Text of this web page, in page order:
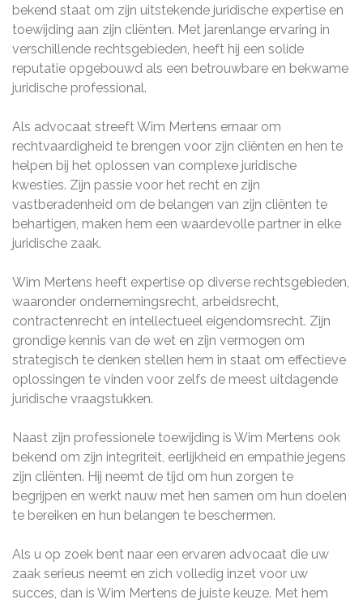
bekend staat om zijn uitstekende juridische expertise en
toewijding aan zijn cliënten. Met jarenlange ervaring in
verschillende rechtsgebieden, heeft hij een solide
reputatie opgebouwd als een betrouwbare en bekwame
juridische professional.
Als advocaat streeft Wim Mertens ernaar om
rechtvaardigheid te brengen voor zijn cliënten en hen te
helpen bij het oplossen van complexe juridische
kwesties. Zijn passie voor het recht en zijn
vastberadenheid om de belangen van zijn cliënten te
behartigen, maken hem een waardevolle partner in elke
juridische zaak.
Wim Mertens heeft expertise op diverse rechtsgebieden,
waaronder ondernemingsrecht, arbeidsrecht,
contractenrecht en intellectueel eigendomsrecht. Zijn
grondige kennis van de wet en zijn vermogen om
strategisch te denken stellen hem in staat om effectieve
oplossingen te vinden voor zelfs de meest uitdagende
juridische vraagstukken.
Naast zijn professionele toewijding is Wim Mertens ook
bekend om zijn integriteit, eerlijkheid en empathie jegens
zijn cliënten. Hij neemt de tijd om hun zorgen te
begrijpen en werkt nauw met hen samen om hun doelen
te bereiken en hun belangen te beschermen.
Als u op zoek bent naar een ervaren advocaat die uw
zaak serieus neemt en zich volledig inzet voor uw
succes, dan is Wim Mertens de juiste keuze. Met hem